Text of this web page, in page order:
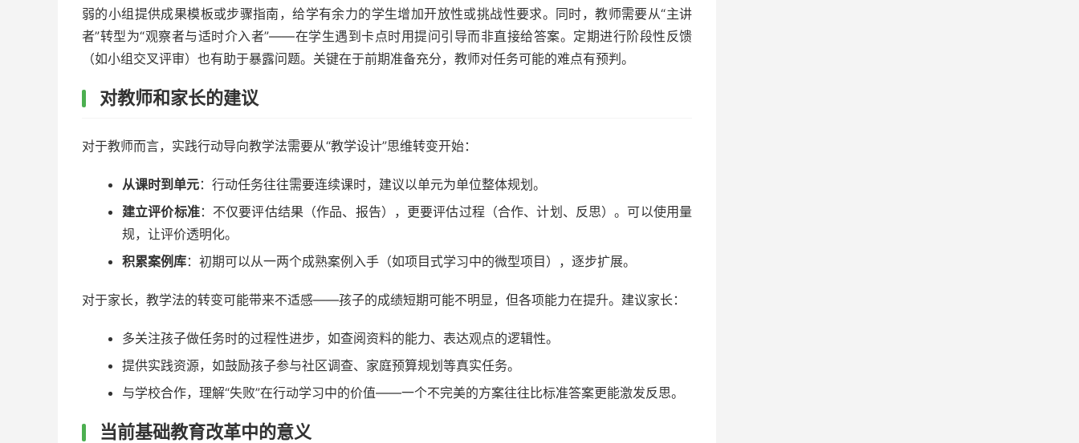
弱的小组提供成果模板或步骤指南，给学有余力的学生增加开放性或挑战性要求。同时，教师需要从“主讲
者”转型为“观察者与适时介入者”——在学生遇到卡点时用提问引导而非直接给答案。定期进行阶段性反馈
（如小组交叉评审）也有助于暴露问题。关键在于前期准备充分，教师对任务可能的难点有预判。
对教师和家长的建议
对于教师而言，实践行动导向教学法需要从“教学设计”思维转变开始：
从课时到单元：行动任务往往需要连续课时，建议以单元为单位整体规划。
建立评价标准：不仅要评估结果（作品、报告），更要评估过程（合作、计划、反思）。可以使用量
规，让评价透明化。
积累案例库：初期可以从一两个成熟案例入手（如项目式学习中的微型项目），逐步扩展。
对于家长，教学法的转变可能带来不适感——孩子的成绩短期可能不明显，但各项能力在提升。建议家长：
多关注孩子做任务时的过程性进步，如查阅资料的能力、表达观点的逻辑性。
提供实践资源，如鼓励孩子参与社区调查、家庭预算规划等真实任务。
与学校合作，理解“失败”在行动学习中的价值——一个不完美的方案往往比标准答案更能激发反思。
当前基础教育改革中的意义